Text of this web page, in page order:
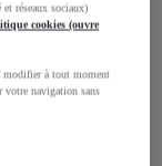
réseaux sociaux)
cookies (ouvre
modifier à tout moment
votre navigation sans